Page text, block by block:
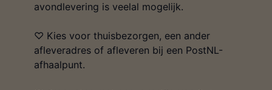
avondlevering is veelal mogelijk.
♡ Kies voor thuisbezorgen, een ander
afleveradres of afleveren bij een PostNL-
afhaalpunt.